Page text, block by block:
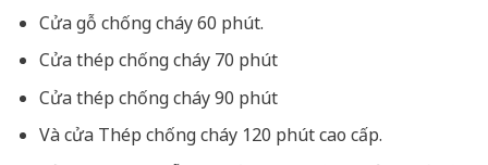
Cửa gỗ chống cháy 60 phút.
Cửa thép chống cháy 70 phút
Cửa thép chống cháy 90 phút
Và cửa Thép chống cháy 120 phút cao cấp.